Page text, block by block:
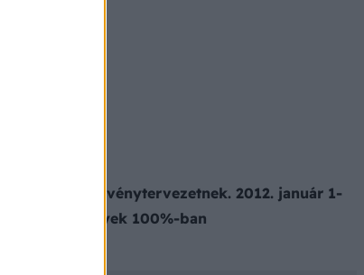
is védő törvénytervezetnek. 2012. január 1-
munkahelyek 100%-ban